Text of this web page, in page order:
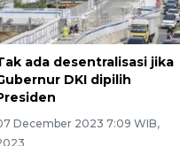
ada desentralisasi jika
DKI dipilih
December 2023 7:09 WIB,